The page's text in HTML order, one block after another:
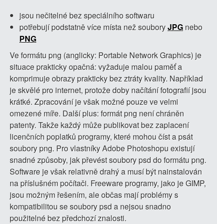
jsou nečitelné bez speciálního softwaru
potřebují podstatně více místa než souboryJPG nebo
PNG
Ve formátu png (anglicky: Portable Network Graphics) je
situace prakticky opačná: vyžaduje malou paměť a
komprimuje obrazy prakticky bez ztráty kvality. Například
je skvělé pro internet, protože doby načítání fotografií jsou
krátké. Zpracování je však možné pouze ve velmi
omezené míře. Další plus: formát png není chráněn
patenty. Takže každý může publikovat bez zaplacení
licenčních poplatků programy, které mohou číst a psát
soubory png. Pro vlastníky Adobe Photoshopu existují
snadné způsoby, jak převést soubory psd do formátu png.
Software je však relativně drahý a musí být nainstalován
na příslušném počítači. Freeware programy, jako je GIMP,
jsou možným řešením, ale občas mají problémy s
kompatibilitou se soubory psd a nejsou snadno
použitelné bez předchozí znalosti.